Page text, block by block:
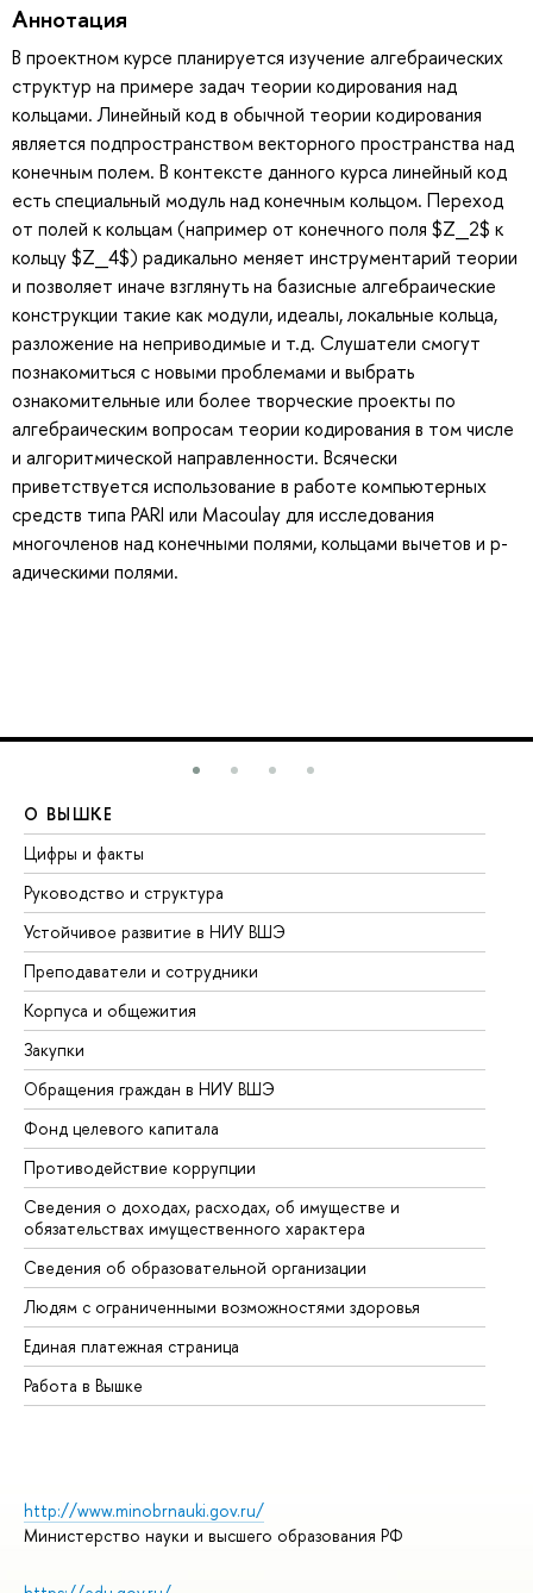
Аннотация
В проектном курсе планируется изучение алгебраических
структур на примере задач теории кодирования над
кольцами. Линейный код в обычной теории кодирования
является подпространством векторного пространства над
конечным полем. В контексте данного курса линейный код
есть специальный модуль над конечным кольцом. Переход
от полей к кольцам (например от конечного поля $Z_2$ к
кольцу $Z_4$) радикально меняет инструментарий теории
и позволяет иначе взглянуть на базисные алгебраические
конструкции такие как модули, идеалы, локальные кольца,
разложение на неприводимые и т.д. Слушатели смогут
познакомиться с новыми проблемами и выбрать
ознакомительные или более творческие проекты по
алгебраическим вопросам теории кодирования в том числе
и алгоритмической направленности. Всячески
приветствуется использование в работе компьютерных
средств типа PARI или Macoulay для исследования
многочленов над конечными полями, кольцами вычетов и p-
адическими полями.
О ВЫШКЕ
Цифры и факты
Руководство и структура
Устойчивое развитие в НИУ ВШЭ
Преподаватели и сотрудники
Корпуса и общежития
Закупки
Обращения граждан в НИУ ВШЭ
Фонд целевого капитала
Противодействие коррупции
Сведения о доходах, расходах, об имуществе и
обязательствах имущественного характера
Сведения об образовательной организации
Людям с ограниченными возможностями здоровья
Единая платежная страница
Работа в Вышке
http://www.minobrnauki.gov.ru/
Министерство науки и высшего образования РФ